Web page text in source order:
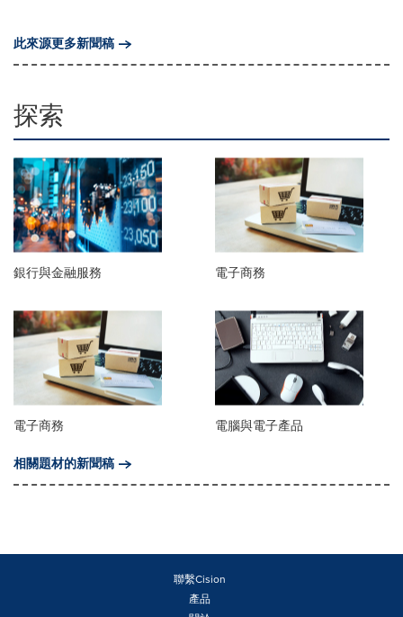
此來源更多新聞稿
探索
銀行與金融服務 電子商務
電子商務
電腦與電子產品
相關題材的新聞稿
聯繫Cision
產品